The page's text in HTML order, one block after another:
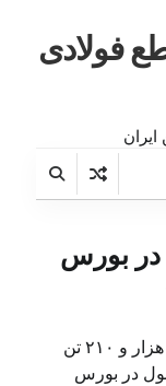
فولادی
ایران
بورس
امروز دوشنبه ۱۵ دی ۱۴۰۴ مجموعاً ۱۷۴ هزار و ۲۱۰ تن
فولادی در قالب ۶۹ محصول در بورس